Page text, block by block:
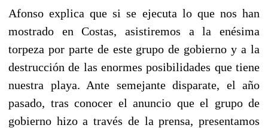
Afonso explica que si se ejecuta lo que nos han
mostrado en Costas, asistiremos a la enésima
torpeza por parte de este grupo de gobierno y a la
destrucción de las enormes posibilidades que tiene
nuestra playa. Ante semejante disparate, el año
pasado, tras conocer el anuncio que el grupo de
gobierno hizo a través de la prensa, presentamos